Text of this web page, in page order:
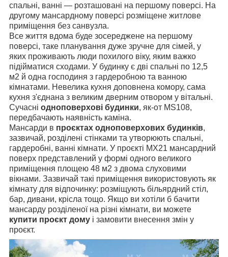
спальні, ванні — розташовані на першому поверсі. На
другому мансардному поверсі розміщене житлове
приміщення без санвузла.
Все життя вдома буде зосереджене на першому
поверсі, таке планування дуже зручне для сімей, у
яких проживають люди похилого віку, яким важко
підійматися сходами. У будинку є дві спальні по 12,5
м2 й одна господиня з гардеробною та ванною
кімнатами. Невелика кухня доповнена комору, сама
кухня з'єднана з великим дверним отвором у вітальні.
Сучасні одноповерхові будинки, як-от МS108,
передбачають наявність каміна.
Мансарди в проєктах одноповерхових будинків,
зазвичай, розділені стінками та утворюють спальні,
гардеробні, ванні кімнати. У проєкті MX21 мансардний
поверх представлений у формі одного великого
приміщення площею 48 м2 з двома слуховими
вікнами. Зазвичай такі приміщення використовують як
кімнату для відпочинку: розміщують більярдний стіл,
бар, дивани, крісла тощо. Якщо ви хотіли б бачити
мансарду розділеної на різні кімнати, ви можете
купити проєкт дому і замовити внесення змін у
проєкт.